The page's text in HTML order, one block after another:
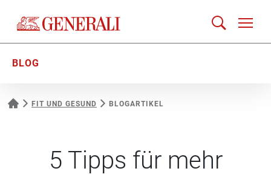
BLOG
FIT UND GESUND BLOGARTIKEL
5 Tipps für mehr